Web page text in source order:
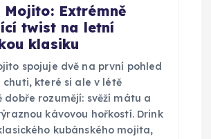
Mojito: Extrémně
twist na letní
klasiku
spojuje dvě na první pohled
chuti, které si ale v létě
dobře rozumějí: svěží mátu a
kávovou hořkostí. Drink
kubánského mojita,